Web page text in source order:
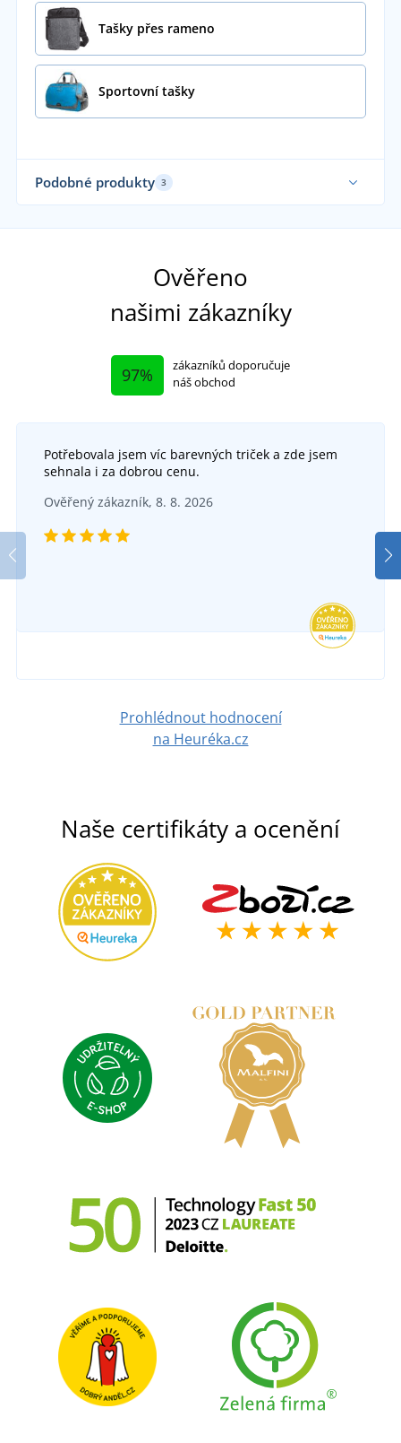
Tašky přes rameno
Sportovní tašky
Podobné produkty 3
Sportovní cestovní taška STEP
762 Kč
Ověřeno
našimi zákazníky
97%
zákazníků doporučuje
náš obchod
Potřebovala jsem víc barevných triček a zde jsem
sehnala i za dobrou cenu.
Ověřený zákazník, 8. 8. 2026
Prohlédnout hodnocení
na Heuréka.cz
Naše certifikáty a ocenění